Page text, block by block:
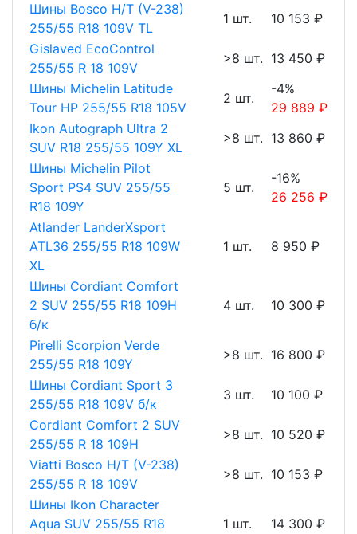
Шины Bosco H/T (V-238)
255/55 R18 109V TL
1 шт.
10 153 ₽
Gislaved EcoControl
255/55 R 18 109V
>8 шт. 13 450 ₽
Шины Michelin Latitude
Tour HP 255/55 R18 105V
2 шт.
-4%
29 889 ₽
Ikon Autograph Ultra 2
SUV R18 255/55 109Y XL
>8 шт. 13 860 ₽
Шины Michelin Pilot
Sport PS4 SUV 255/55
R18 109Y
5 шт.
-16%
26 256 ₽
Atlander LanderXsport
ATL36 255/55 R18 109W
XL
1 шт. 8 950 ₽
Шины Cordiant Comfort
2 SUV 255/55 R18 109H
б/к
4 шт. 10 300 ₽
Pirelli Scorpion Verde
255/55 R18 109Y
>8 шт. 16 800 ₽
Шины Cordiant Sport 3
255/55 R18 109V б/к
3 шт.
10 100 ₽
Cordiant Comfort 2 SUV
255/55 R 18 109H
>8 шт. 10 520 ₽
Viatti Bosco H/T (V-238)
255/55 R 18 109V
>8 шт. 10 153 ₽
Шины Ikon Character
Aqua SUV 255/55 R18
1 шт. 14 300 ₽